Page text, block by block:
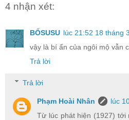
4 nhận xét:
BỐSUSU lúc 21:52 18 tháng
vậy là bí ẩn của ngôi mộ vẫn
Trả lời
Trả lời
Phạm Hoài Nhân
lúc
Từ lúc phát hiện (1927) tới